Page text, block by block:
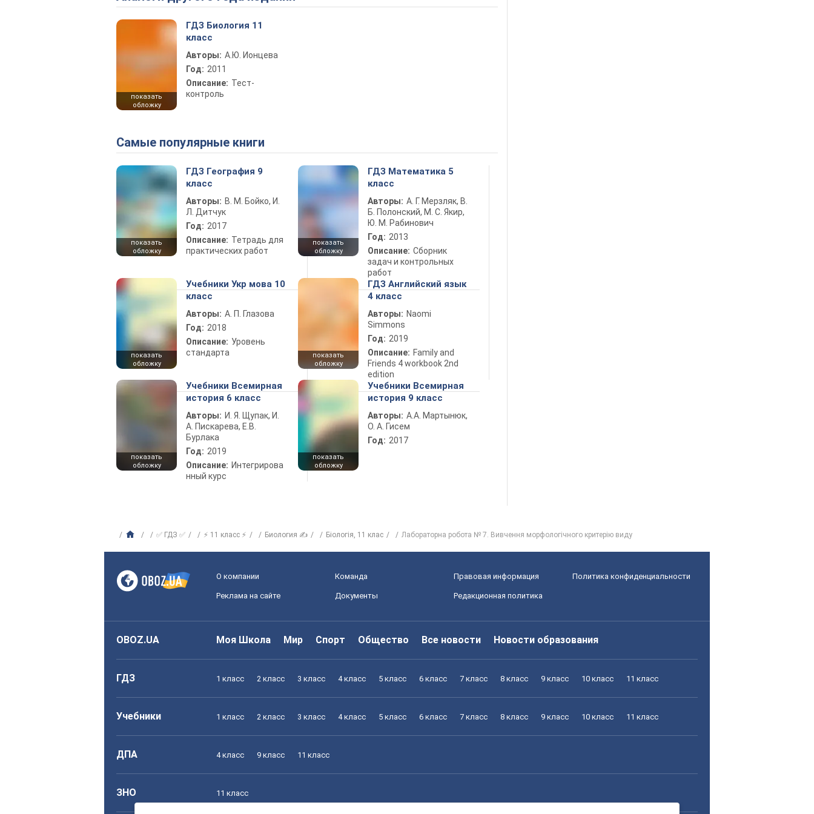
показать
обложку
ГДЗ Биология 11
класс
Авторы: А.Ю. Ионцева
Год: 2011
Описание: Тест-
контроль
Самые популярные книги
показать
обложку
ГДЗ География 9
класс
Авторы: В. М. Бойко, И.
Л. Дитчук
Год: 2017
Описание: Тетрадь для
практических работ
показать
обложку
ГДЗ Математика 5
класс
Авторы: А. Г. Мерзляк, В.
Б. Полонский, М. С. Якир,
Ю. М. Рабинович
Год: 2013
Описание: Сборник
задач и контрольных
работ
показать
обложку
Учебники Укр мова 10
класс
Авторы: А. П. Глазова
Год: 2018
Описание: Уровень
стандарта
показать
обложку
ГДЗ Английский язык
4 класс
Авторы: Naomi
Simmons
Год: 2019
Описание: Family and
Friends 4 workbook 2nd
edition
показать
обложку
Учебники Всемирная
история 6 класс
Авторы: И. Я. Щупак, И.
А. Пискарева, Е.В.
Бурлака
Год: 2019
Описание: Интегрирова
нный курс
показать
обложку
Учебники Всемирная
история 9 класс
Авторы: А.А. Мартынюк,
О. А. Гисем
Год: 2017
✅ ГДЗ ✅ ⚡ 11 класс ⚡ Биология ✍ Бiологiя, 11 клас Лабораторна робота № 7. Вивчення морфологічного критерію виду
О компании Команда Правовая информация Политика конфиденциальности
Реклама на сайте Документы Редакционная политика
OBOZ.UA Моя Школа Мир Спорт Общество Все новости Новости образования
ГДЗ 1 класс 2 класс 3 класс 4 класс 5 класс 6 класс 7 класс 8 класс 9 класс 10 класс 11 класс
Учебники 1 класс 2 класс 3 класс 4 класс 5 класс 6 класс 7 класс 8 класс 9 класс 10 класс 11 класс
ДПА 4 класс 9 класс 11 класс
ЗНО 11 класс